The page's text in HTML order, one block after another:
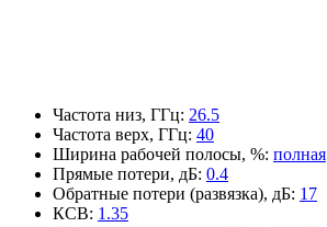
Частота низ, ГГц: 26.5
Частота верх, ГГц: 40
Ширина рабочей полосы, %: полная
Прямые потери, дБ: 0.4
Обратные потери (развязка), дБ: 17
КСВ: 1.35